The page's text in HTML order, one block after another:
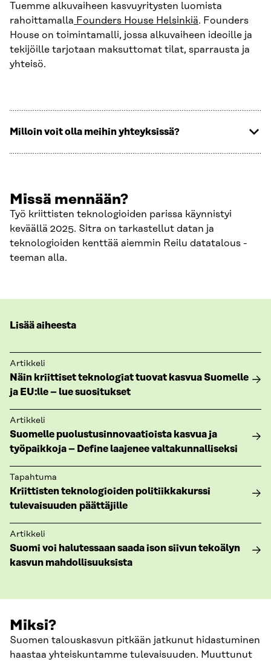
Tuemme alkuvaiheen kasvuyritysten luomista
rahoittamalla Founders House Helsinkiä. Founders
House on toimintamalli, jossa alkuvaiheen ideoille ja
tekijöille tarjotaan maksuttomat tilat, sparrausta ja
yhteisö.
Milloin voit olla meihin yhteyksissä?
Missä mennään?
Työ kriittisten teknologioiden parissa käynnistyi
keväällä 2025. Sitra on tarkastellut datan ja
teknologioiden kenttää aiemmin Reilu datatalous -
teeman alla.
Lisää aiheesta
Artikkeli
Näin kriittiset teknologiat tuovat kasvua Suomelle
ja EU:lle – lue suositukset
Artikkeli
Suomelle puolustusinnovaatioista kasvua ja
työpaikkoja – Define laajenee valtakunnalliseksi
Tapahtuma
Kriittisten teknologioiden politiikkakurssi
tulevaisuuden päättäjille
Artikkeli
Suomi voi halutessaan saada ison siivun tekoälyn
kasvun mahdollisuuksista
Miksi?
Suomen talouskasvun pitkään jatkunut hidastuminen
haastaa yhteiskuntamme tulevaisuuden. Muuttunut